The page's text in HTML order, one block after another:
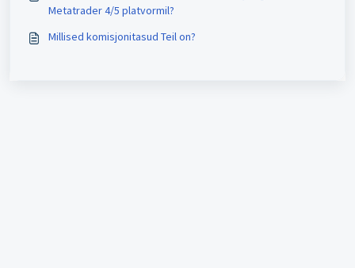
Metatrader 4/5 platvormil?
Millised komisjonitasud Teil on?